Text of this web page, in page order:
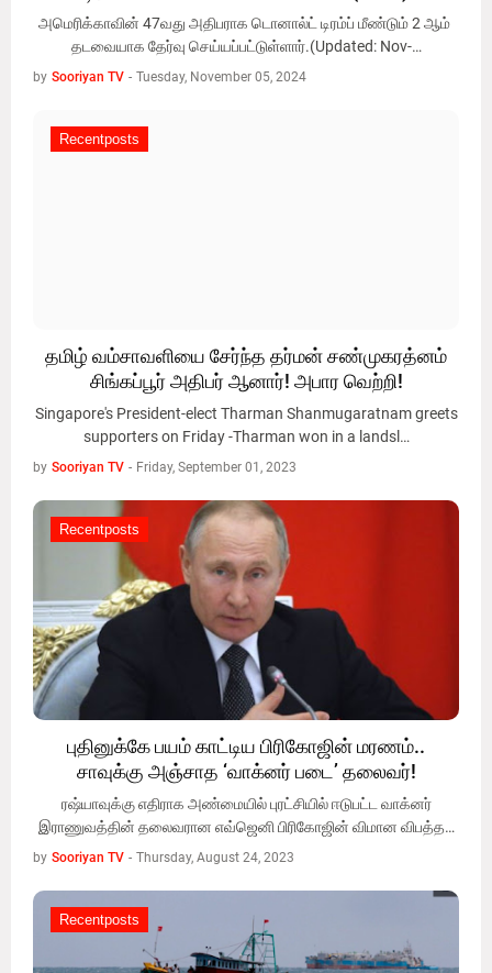
அமெரிக்காவின் 47வது அதிபராக டொனால்ட் டிரம்ப் மீண்டும் 2 ஆம்
தடவையாக தேர்வு செய்யப்பட்டுள்ளார்.(Updated: Nov-…
by Sooriyan TV - Tuesday, November 05, 2024
Recentposts
Recentposts
தமிழ் வம்சாவளியை சேர்ந்த தர்மன் சண்முகரத்னம்
சிங்கப்பூர் அதிபர் ஆனார்! அபார வெற்றி!
Singapore's President-elect Tharman Shanmugaratnam greets
supporters on Friday -Tharman won in a landsl…
by Sooriyan TV - Friday, September 01, 2023
Recentposts
Recentposts
புதினுக்கே பயம் காட்டிய பிரிகோஜின் மரணம்..
சாவுக்கு அஞ்சாத ‘வாக்னர் படை’ தலைவர்!
ரஷ்யாவுக்கு எதிராக அண்மையில் புரட்சியில் ஈடுபட்ட வாக்னர்
இராணுவத்தின் தலைவரான எவ்ஜெனி பிரிகோஜின் விமான விபத்த…
by Sooriyan TV - Thursday, August 24, 2023
Recentposts
Recentposts